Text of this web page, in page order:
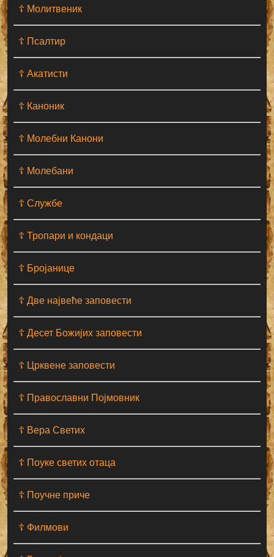
☦ Молитвеник
☦ Псалтир
☦ Акатисти
☦ Каноник
☦ Молебни Канони
☦ Молебани
☦ Службе
☦ Тропари и кондаци
☦ Бројанице
☦ Две највеће заповести
☦ Десет Божијих заповести
☦ Црквене заповести
☦ Православни Појмовник
☦ Вера Светих
☦ Поуке светих отаца
☦ Поучне приче
☦ Филмови